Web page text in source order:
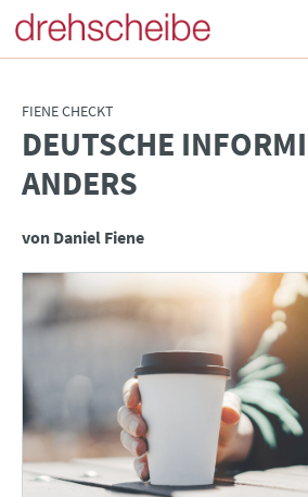
FIENE CHECKT
:DEUTSCHE
ANDERS
von Daniel Fiene